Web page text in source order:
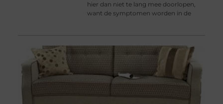
hier dan niet te lang mee doorlopen,
want de symptomen worden in de